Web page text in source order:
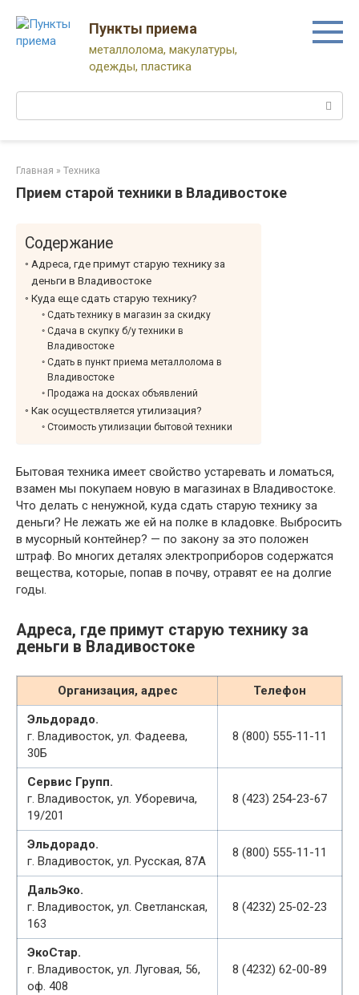
контенту
Пункты приема
металлолома, макулатуры,
одежды, пластика
Поиск:
Главная » Техника
Прием старой техники в Владивостоке
Содержание
Адреса, где примут старую технику за
деньги в Владивостоке
Куда еще сдать старую технику?
Сдать технику в магазин за скидку
Сдача в скупку б/у техники в
Владивостоке
Сдать в пункт приема металлолома в
Владивостоке
Продажа на досках объявлений
Как осуществляется утилизация?
Стоимость утилизации бытовой техники
Бытовая техника имеет свойство устаревать и ломаться,
взамен мы покупаем новую в магазинах в Владивостоке.
Что делать с ненужной, куда сдать старую технику за
деньги? Не лежать же ей на полке в кладовке. Выбросить
в мусорный контейнер? — по закону за это положен
штраф. Во многих деталях электроприборов содержатся
вещества, которые, попав в почву, отравят ее на долгие
годы.
Адреса, где примут старую технику за
деньги в Владивостоке
Организация, адрес
Телефон
Эльдорадо.
г. Владивосток, ул. Фадеева,
30Б
8 (800) 555-11-11
Сервис Групп.
г. Владивосток, ул. Уборевича,
19/201
8 (423) 254-23-67
Эльдорадо.
г. Владивосток, ул. Русская, 87А
8 (800) 555-11-11
ДальЭко.
г. Владивосток, ул. Светланская,
163
8 (4232) 25-02-23
ЭкоСтар.
г. Владивосток, ул. Луговая, 56,
оф. 408
8 (4232) 62-00-89